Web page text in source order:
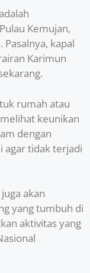
Kemujan,
kapal
Karimun
rumah atau
keunikan
dengan
agar tidak terjadi
akan
yang tumbuh di
aktivitas yang